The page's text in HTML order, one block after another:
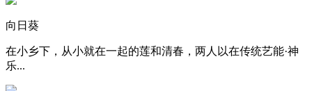
向日葵
在小乡下，从小就在一起的莲和清春，两人以在传统艺能·神
乐...